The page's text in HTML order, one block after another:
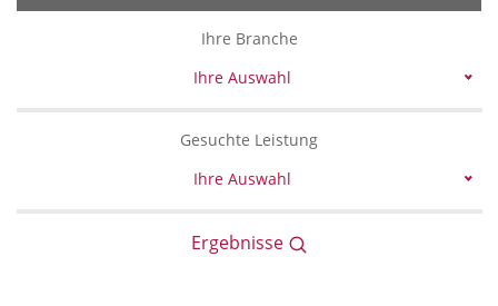
Ihre Branche
Ihre Auswahl
Gesuchte Leistung
Ihre Auswahl
Ergebnisse